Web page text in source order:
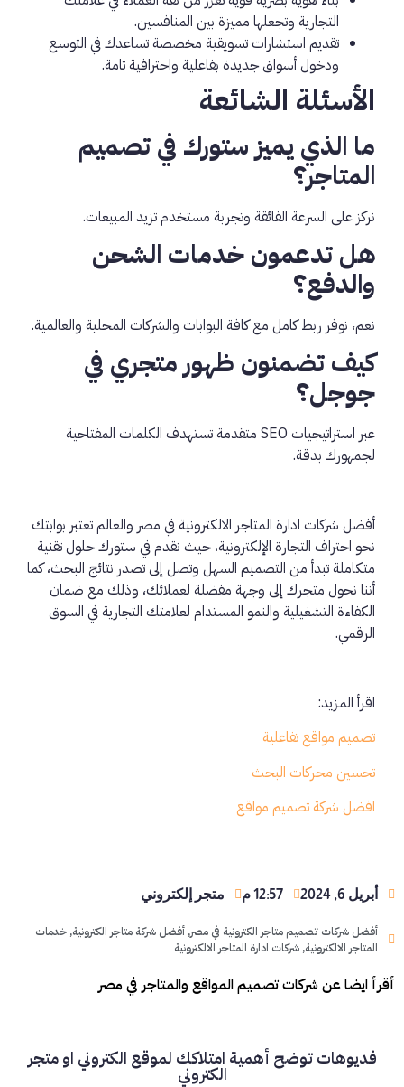
التجارية وتجعلها مميزة بين المنافسين.
تقديم استشارات تسويقية مخصصة تساعدك في التوسع
ودخول أسواق جديدة بفاعلية واحترافية تامة.
الأسئلة الشائعة
ما الذي يميز ستورك في تصميم
المتاجر؟
نركز على السرعة الفائقة وتجربة مستخدم تزيد المبيعات.
هل تدعمون خدمات الشحن
والدفع؟
نعم، نوفر ربط كامل مع كافة البوابات والشركات المحلية والعالمية.
كيف تضمنون ظهور متجري في
جوجل؟
عبر استراتيجيات SEO متقدمة تستهدف الكلمات المفتاحية
لجمهورك بدقة.
أفضل شركات ادارة المتاجر الالكترونية في مصر والعالم تعتبر بوابتك
نحو احتراف التجارة الإلكترونية، حيث نقدم في ستورك حلول تقنية
متكاملة تبدأ من التصميم السهل وتصل إلى تصدر نتائج البحث، كما
أننا نحول متجرك إلى وجهة مفضلة لعملائك، وذلك مع ضمان
الكفاءة التشغيلية والنمو المستدام لعلامتك التجارية في السوق
الرقمي.
اقرأ المزيد:
تصميم مواقع تفاعلية
تحسين محركات البحث
افضل شركة تصميم مواقع
أبريل 6, 2024 12:57 م متجر إلكتروني
أفضل شركات تصميم متاجر الكترونية في مصر, أفضل شركة متاجر الكترونية, خدمات
المتاجر الالكترونية, شركات ادارة المتاجر الالكترونية
أقرأ ايضا عن شركات تصميم المواقع والمتاجر في مصر
فديوهات توضح أهمية امتلاكك لموقع الكتروني او متجر
الكتروني